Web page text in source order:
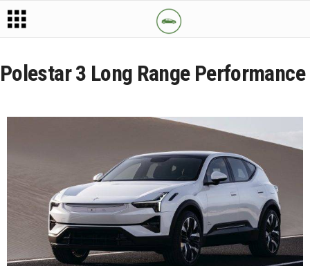
Polestar 3 Long Range Performance